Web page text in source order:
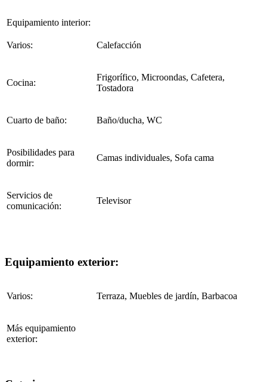
Equipamiento interior:
Varios: Calefacción
Cocina:
Frigorífico, Microondas, Cafetera,
Tostadora
Cuarto de baño: Baño/ducha, WC
Posibilidades para
dormir:
Camas individuales, Sofa cama
Servicios de
comunicación:
Televisor
Equipamiento exterior:
Varios: Terraza, Muebles de jardín, Barbacoa
Más equipamiento
exterior: